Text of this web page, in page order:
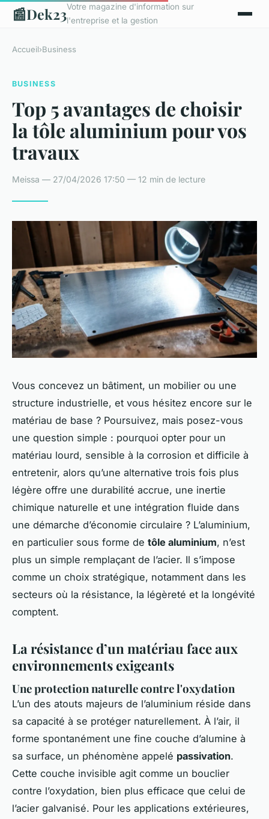
📰Dek23Votre magazine d'information sur
l'entreprise et la gestion
Accueil›Business
BUSINESS
Top 5 avantages de choisir
la tôle aluminium pour vos
travaux
Meissa — 27/04/2026 17:50 — 12 min de lecture
Vous concevez un bâtiment, un mobilier ou une
structure industrielle, et vous hésitez encore sur le
matériau de base ? Poursuivez, mais posez-vous
une question simple : pourquoi opter pour un
matériau lourd, sensible à la corrosion et difficile à
entretenir, alors qu’une alternative trois fois plus
légère offre une durabilité accrue, une inertie
chimique naturelle et une intégration fluide dans
une démarche d’économie circulaire ? L’aluminium,
en particulier sous forme de tôle aluminium, n’est
plus un simple remplaçant de l’acier. Il s’impose
comme un choix stratégique, notamment dans les
secteurs où la résistance, la légèreté et la longévité
comptent.
La résistance d’un matériau face aux
environnements exigeants
Une protection naturelle contre l'oxydation
L’un des atouts majeurs de l’aluminium réside dans
sa capacité à se protéger naturellement. À l’air, il
forme spontanément une fine couche d’alumine à
sa surface, un phénomène appelé passivation.
Cette couche invisible agit comme un bouclier
contre l’oxydation, bien plus efficace que celui de
l’acier galvanisé. Pour les applications extérieures,